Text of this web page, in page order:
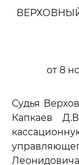
от 8
Судья
Капкаев